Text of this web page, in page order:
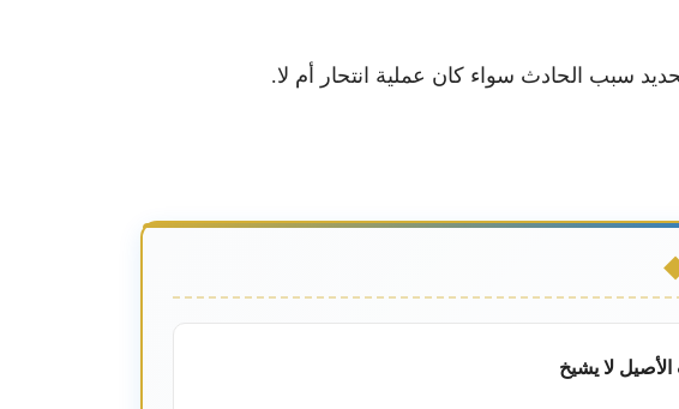
سبب الحادث سواء كان عملية انتحار أم لا.
لا يشيخ